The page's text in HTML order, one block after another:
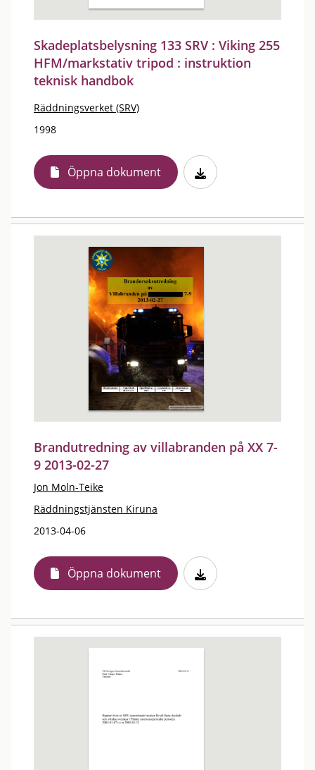
Skadeplatsbelysning 133 SRV : Viking 255
HFM/markstativ tripod : instruktion
teknisk handbok
Räddningsverket (SRV)
1998
Öppna dokument
Brandutredning av villabranden på XX 7-
9 2013-02-27
Jon Moln-Teike
Räddningstjänsten Kiruna
2013-04-06
Öppna dokument